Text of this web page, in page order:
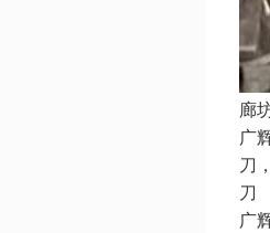
廊
广
刀
刀
广